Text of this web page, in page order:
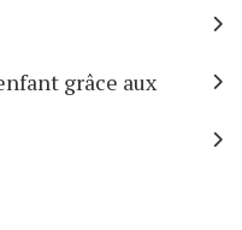
grâce aux